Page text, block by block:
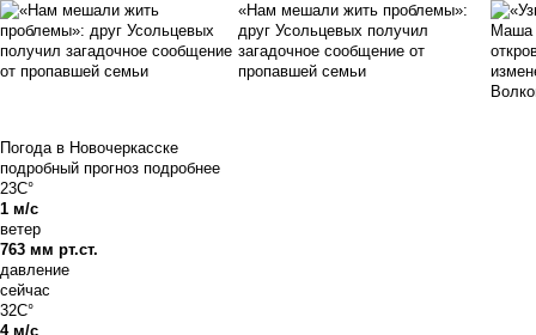
«Нам мешали жить проблемы»:
друг Усольцевых получил
загадочное сообщение от
пропавшей семьи
Погода в Новочеркасске
подробный прогноз подробнее
23C°
1 м/с
ветер
763 мм рт.ст.
давление
сейчас
32C°
4 м/с